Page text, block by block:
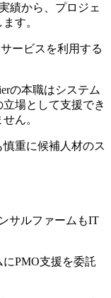
績から、プロジェ
す。
ービスを利用する
の本職はシステム
場として支援でき
ん。
重に候補人材のス
サルファームもIT
PMO支援を委託